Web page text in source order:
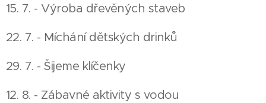
15. 7. - Výroba dřevěných staveb
22. 7. - Míchání dětských drinků
29. 7. - Šijeme klíčenky
12. 8. - Zábavné aktivity s vodou